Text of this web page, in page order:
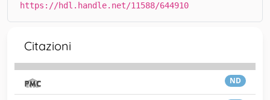
https://hdl.handle.net/11588/644910
Citazioni
ND